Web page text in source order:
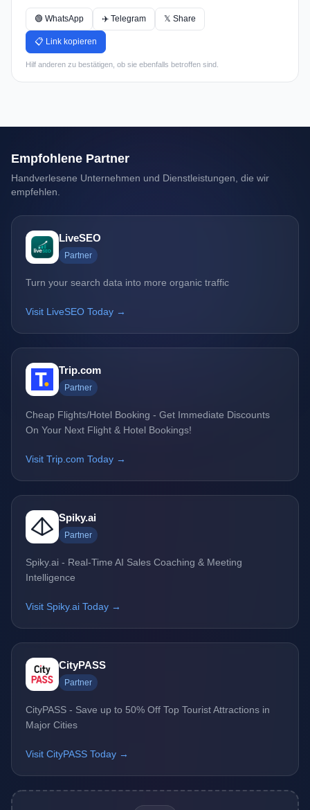
🟢 WhatsApp ✈️ Telegram 𝕏 Share
📋 Link kopieren
Hilf anderen zu bestätigen, ob sie ebenfalls betroffen sind.
Empfohlene Partner
Handverlesene Unternehmen und Dienstleistungen, die wir
empfehlen.
LiveSEO
Partner
Turn your search data into more organic traffic
Visit LiveSEO Today →
Trip.com
Partner
Cheap Flights/Hotel Booking - Get Immediate Discounts
On Your Next Flight & Hotel Bookings!
Visit Trip.com Today →
Spiky.ai
Partner
Spiky.ai - Real-Time AI Sales Coaching & Meeting
Intelligence
Visit Spiky.ai Today →
CityPASS
Partner
CityPASS - Save up to 50% Off Top Tourist Attractions in
Major Cities
Visit CityPASS Today →